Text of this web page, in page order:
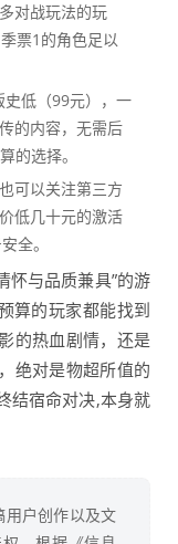
对战玩法的玩
票1的角色足以
低（99元），一
的内容，无需后
的选择。
可以关注第三方
低几十元的激活
全。
怀与品质兼具”的游
算的玩家都能找到
的热血剧情，还是
绝对是物超所值的
宿命对决,本身就
用户创作以及文